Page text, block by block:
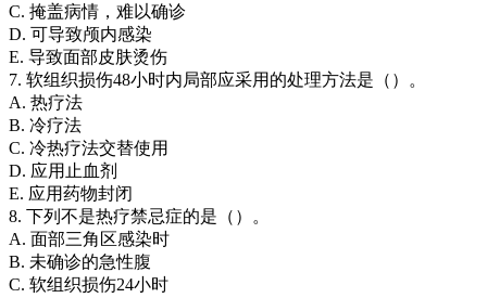
C. 掩盖病情，难以确诊
D. 可导致颅内感染
E. 导致面部皮肤烫伤
7. 软组织损伤48小时内局部应采用的处理方法是（）。
A. 热疗法
B. 冷疗法
C. 冷热疗法交替使用
D. 应用止血剂
E. 应用药物封闭
8. 下列不是热疗禁忌症的是（）。
A. 面部三角区感染时
B. 未确诊的急性腹
C. 软组织损伤24小时